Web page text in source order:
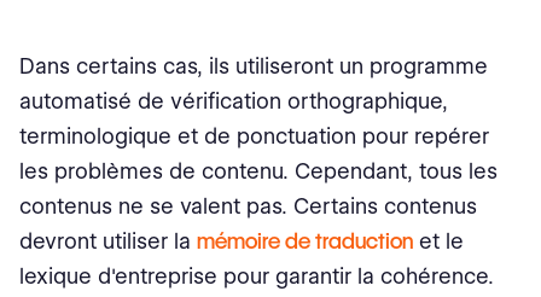
Dans certains cas, ils utiliseront un programme
automatisé de vérification orthographique,
terminologique et de ponctuation pour repérer
les problèmes de contenu. Cependant, tous les
contenus ne se valent pas. Certains contenus
devront utiliser la mémoire de traduction et le
lexique d'entreprise pour garantir la cohérence.